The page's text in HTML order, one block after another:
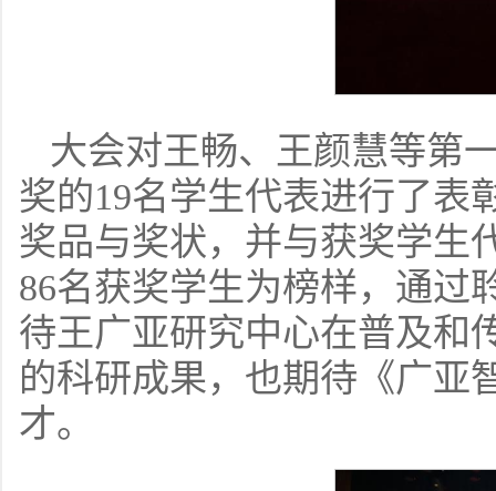
大会对王畅、王颜慧等第
奖的19名学生代表进行了表
奖品与奖状，并与获奖学生
86名获奖学生为榜样，通过
待王广亚研究中心在普及和
的科研成果，也期待《广亚
才。